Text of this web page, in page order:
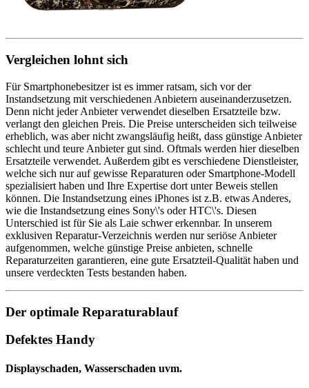
Vergleichen lohnt sich
Für Smartphonebesitzer ist es immer ratsam, sich vor der
Instandsetzung mit verschiedenen Anbietern auseinanderzusetzen.
Denn nicht jeder Anbieter verwendet dieselben Ersatzteile bzw.
verlangt den gleichen Preis. Die Preise unterscheiden sich teilweise
erheblich, was aber nicht zwangsläufig heißt, dass günstige Anbieter
schlecht und teure Anbieter gut sind. Oftmals werden hier dieselben
Ersatzteile verwendet. Außerdem gibt es verschiedene Dienstleister,
welche sich nur auf gewisse Reparaturen oder Smartphone-Modell
spezialisiert haben und Ihre Expertise dort unter Beweis stellen
können. Die Instandsetzung eines iPhones ist z.B. etwas Anderes,
wie die Instandsetzung eines Sony\'s oder HTC\'s. Diesen
Unterschied ist für Sie als Laie schwer erkennbar. In unserem
exklusiven Reparatur-Verzeichnis werden nur seriöse Anbieter
aufgenommen, welche günstige Preise anbieten, schnelle
Reparaturzeiten garantieren, eine gute Ersatzteil-Qualität haben und
unsere verdeckten Tests bestanden haben.
Der optimale Reparaturablauf
Defektes Handy
Displayschaden, Wasserschaden uvm.